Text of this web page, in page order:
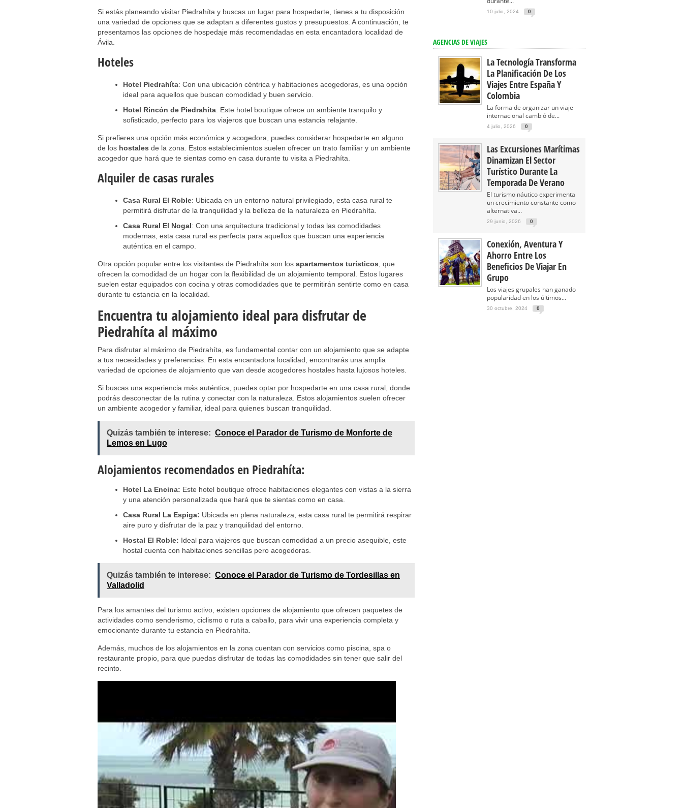
Si estás planeando visitar Piedrahíta y buscas un lugar para hospedarte, tienes a tu disposición
una variedad de opciones que se adaptan a diferentes gustos y presupuestos. A continuación, te
presentamos las opciones de hospedaje más recomendadas en esta encantadora localidad de
Ávila.
Hoteles
Hotel Piedrahíta: Con una ubicación céntrica y habitaciones acogedoras, es una opción
ideal para aquellos que buscan comodidad y buen servicio.
Hotel Rincón de Piedrahíta: Este hotel boutique ofrece un ambiente tranquilo y
sofisticado, perfecto para los viajeros que buscan una estancia relajante.
Si prefieres una opción más económica y acogedora, puedes considerar hospedarte en alguno
de los hostales de la zona. Estos establecimientos suelen ofrecer un trato familiar y un ambiente
acogedor que hará que te sientas como en casa durante tu visita a Piedrahíta.
Alquiler de casas rurales
Casa Rural El Roble: Ubicada en un entorno natural privilegiado, esta casa rural te
permitirá disfrutar de la tranquilidad y la belleza de la naturaleza en Piedrahíta.
Casa Rural El Nogal: Con una arquitectura tradicional y todas las comodidades
modernas, esta casa rural es perfecta para aquellos que buscan una experiencia
auténtica en el campo.
Otra opción popular entre los visitantes de Piedrahíta son los apartamentos turísticos , que
ofrecen la comodidad de un hogar con la flexibilidad de un alojamiento temporal. Estos lugares
suelen estar equipados con cocina y otras comodidades que te permitirán sentirte como en casa
durante tu estancia en la localidad.
Encuentra tu alojamiento ideal para disfrutar de
Piedrahíta al máximo
Para disfrutar al máximo de Piedrahíta, es fundamental contar con un alojamiento que se adapte
a tus necesidades y preferencias. En esta encantadora localidad, encontrarás una amplia
variedad de opciones de alojamiento que van desde acogedores hostales hasta lujosos hoteles.
Si buscas una experiencia más auténtica, puedes optar por hospedarte en una casa rural, donde
podrás desconectar de la rutina y conectar con la naturaleza. Estos alojamientos suelen ofrecer
un ambiente acogedor y familiar, ideal para quienes buscan tranquilidad.
Quizás también te interese: Conoce el Parador de Turismo de Monforte de
Lemos en Lugo
Alojamientos recomendados en Piedrahíta:
Hotel La Encina: Este hotel boutique ofrece habitaciones elegantes con vistas a la sierra
y una atención personalizada que hará que te sientas como en casa.
Casa Rural La Espiga: Ubicada en plena naturaleza, esta casa rural te permitirá respirar
aire puro y disfrutar de la paz y tranquilidad del entorno.
Hostal El Roble: Ideal para viajeros que buscan comodidad a un precio asequible, este
hostal cuenta con habitaciones sencillas pero acogedoras.
Quizás también te interese: Conoce el Parador de Turismo de Tordesillas en
Valladolid
Para los amantes del turismo activo, existen opciones de alojamiento que ofrecen paquetes de
actividades como senderismo, ciclismo o ruta a caballo, para vivir una experiencia completa y
emocionante durante tu estancia en Piedrahíta.
Además, muchos de los alojamientos en la zona cuentan con servicios como piscina, spa o
restaurante propio, para que puedas disfrutar de todas las comodidades sin tener que salir del
recinto.
10 julio, 2024 0
AGENCIAS DE VIAJES
La Tecnología Transforma
La Planificación De Los
Viajes Entre España Y
Colombia
La forma de organizar un viaje
internacional cambió de...
4 julio, 2026 0
Las Excursiones Marítimas
Dinamizan El Sector
Turístico Durante La
Temporada De Verano
El turismo náutico experimenta
un crecimiento constante como
alternativa...
29 junio, 2026 0
Conexión, Aventura Y
Ahorro Entre Los
Beneficios De Viajar En
Grupo
Los viajes grupales han ganado
popularidad en los últimos...
30 octubre, 2024 0